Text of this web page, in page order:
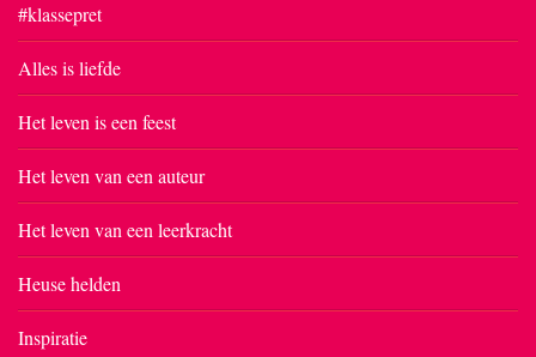
#klassepret
Alles is liefde
Het leven is een feest
Het leven van een auteur
Het leven van een leerkracht
Heuse helden
Inspiratie